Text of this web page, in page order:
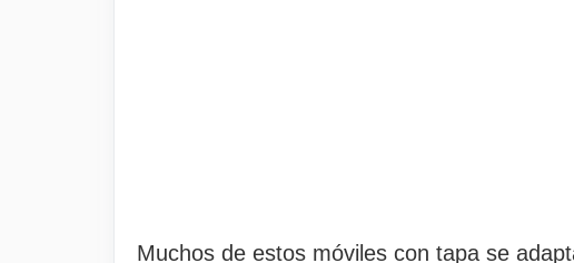
Muchos de estos móviles con tapa se